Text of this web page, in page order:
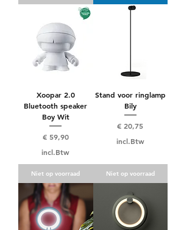
Xoopar 2.0
Bluetooth speaker
Boy Wit
Prijs
€ 59,90
incl.Btw
Niet op voorraad
Stand voor ringlamp
Bily
Prijs
€ 20,75
incl.Btw
Niet op voorraad